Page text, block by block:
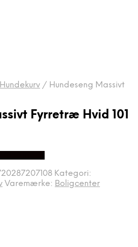
/ Hundeseng Massivt
Fyrretræ Hvid 101
kr..
Kategori:
Varemærke: Boligcenter